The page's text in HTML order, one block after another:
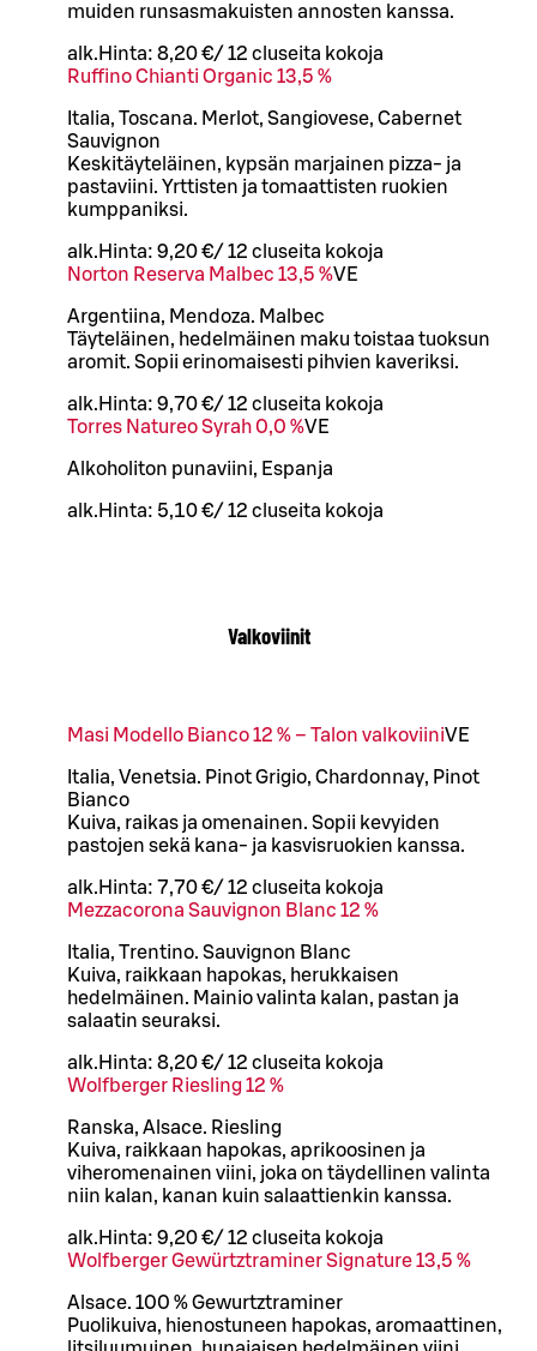
muiden runsasmakuisten annosten kanssa.
alk. Hinta: 8,20 €/ 12 cl useita kokoja
Ruffino Chianti Organic 13,5 %
Italia, Toscana. Merlot, Sangiovese, Cabernet
Sauvignon
Keskitäyteläinen, kypsän marjainen pizza- ja
pastaviini. Yrttisten ja tomaattisten ruokien
kumppaniksi.
alk. Hinta: 9,20 €/ 12 cl useita kokoja
Norton Reserva Malbec 13,5 %VE
Argentiina, Mendoza. Malbec
Täyteläinen, hedelmäinen maku toistaa tuoksun
aromit. Sopii erinomaisesti pihvien kaveriksi.
alk. Hinta: 9,70 €/ 12 cl useita kokoja
Torres Natureo Syrah 0,0 %VE
Alkoholiton punaviini, Espanja
alk. Hinta: 5,10 €/ 12 cl useita kokoja
Valkoviinit
Masi Modello Bianco 12 % – Talon valkoviiniVE
Italia, Venetsia. Pinot Grigio, Chardonnay, Pinot
Bianco
Kuiva, raikas ja omenainen. Sopii kevyiden
pastojen sekä kana- ja kasvisruokien kanssa.
alk. Hinta: 7,70 €/ 12 cl useita kokoja
Mezzacorona Sauvignon Blanc 12 %
Italia, Trentino. Sauvignon Blanc
Kuiva, raikkaan hapokas, herukkaisen
hedelmäinen. Mainio valinta kalan, pastan ja
salaatin seuraksi.
alk. Hinta: 8,20 €/ 12 cl useita kokoja
Wolfberger Riesling 12 %
Ranska, Alsace. Riesling
Kuiva, raikkaan hapokas, aprikoosinen ja
viheromenainen viini, joka on täydellinen valinta
niin kalan, kanan kuin salaattienkin kanssa.
alk. Hinta: 9,20 €/ 12 cl useita kokoja
Wolfberger Gewürtztraminer Signature 13,5 %
Alsace. 100 % Gewurtztraminer
Puolikuiva, hienostuneen hapokas, aromaattinen,